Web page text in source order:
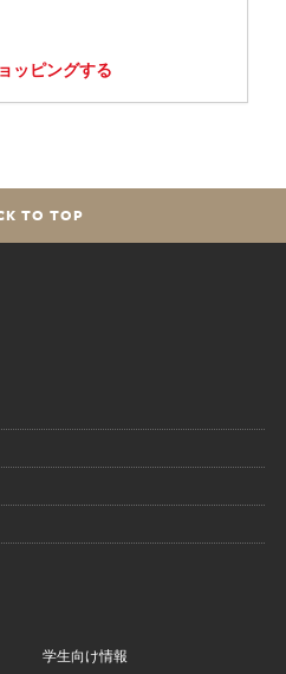
ッピングする
TO TOP
学生向け情報